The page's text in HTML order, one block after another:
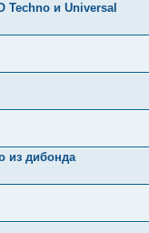
Techno и Universal
из дибонда